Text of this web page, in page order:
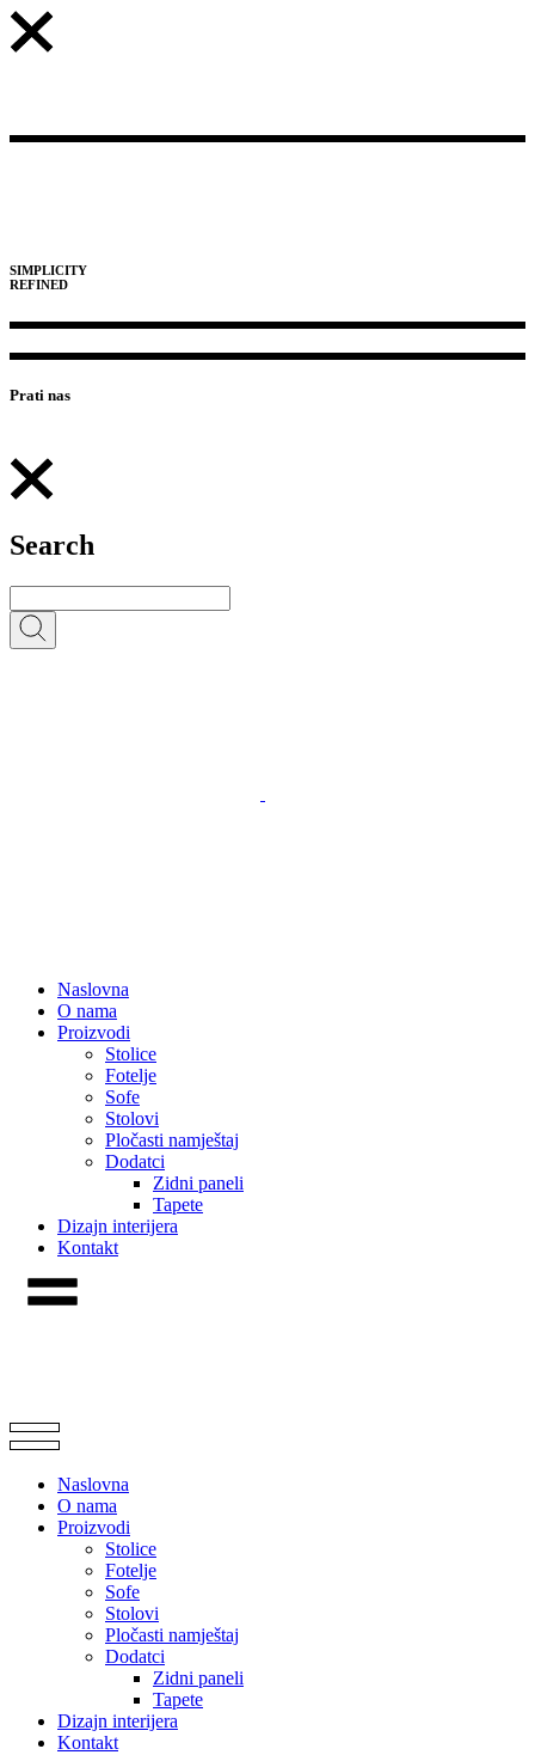
SIMPLICITY
REFINED
Prati nas
Search
Naslovna
O nama
Proizvodi
Stolice
Fotelje
Sofe
Stolovi
Pločasti namještaj
Dodatci
Zidni paneli
Tapete
Dizajn interijera
Kontakt
Naslovna
O nama
Proizvodi
Stolice
Fotelje
Sofe
Stolovi
Pločasti namještaj
Dodatci
Zidni paneli
Tapete
Dizajn interijera
Kontakt